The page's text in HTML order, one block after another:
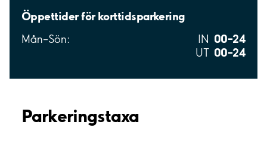
Öppettider för korttidsparkering
Mån–Sön: IN 00–24
UT 00–24
Parkeringstaxa